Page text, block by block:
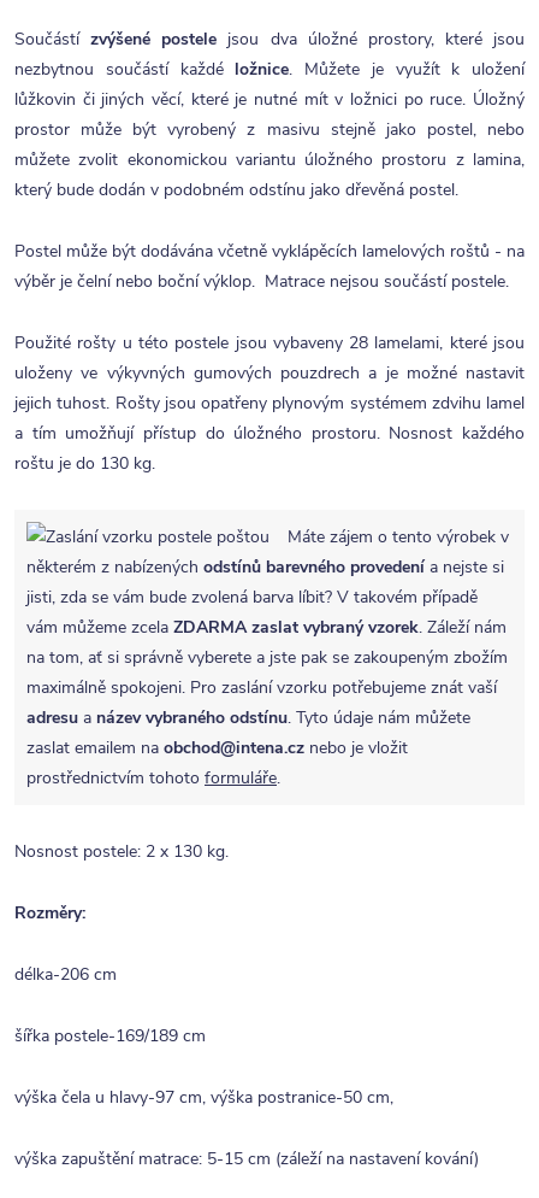
Součástízvýšené postele jsou dva úložné prostory, které jsou
nezbytnou součástí každé ložnice. Můžete je využít k uložení
lůžkovin či jiných věcí, které je nutné mít v ložnici po ruce. Úložný
prostor může být vyrobený z masivu stejně jako postel, nebo
můžete zvolit ekonomickou variantu úložného prostoru z lamina,
který bude dodán v podobném odstínu jako dřevěná postel.
Postel může být dodávána včetně vyklápěcích lamelových roštů - na
výběr je čelní nebo boční výklop. Matrace nejsou součástí postele.
Použité rošty u této postele jsou vybaveny 28 lamelami, které jsou
uloženy ve výkyvných gumových pouzdrech a je možné nastavit
jejich tuhost. Rošty jsou opatřeny plynovým systémem zdvihu lamel
a tím umožňují přístup do úložného prostoru. Nosnost každého
roštu je do 130 kg.
Máte zájem o tento výrobek v
některém z nabízených odstínů barevného provedení a nejste si
jisti, zda se vám bude zvolená barva líbit? V takovém případě
vám můžeme zcela ZDARMA zaslat vybraný vzorek. Záleží nám
na tom, ať si správně vyberete a jste pak se zakoupeným zbožím
maximálně spokojeni. Pro zaslání vzorku potřebujeme znát vaší
adresu a název vybraného odstínu. Tyto údaje nám můžete
zaslat emailem na obchod@intena.cz nebo je vložit
prostřednictvím tohoto formuláře.
Nosnost postele: 2 x 130 kg.
Rozměry:
délka-206 cm
šířka postele-169/189 cm
výška čela u hlavy-97 cm, výška postranice-50 cm,
výška zapuštění matrace: 5-15 cm (záleží na nastavení kování)